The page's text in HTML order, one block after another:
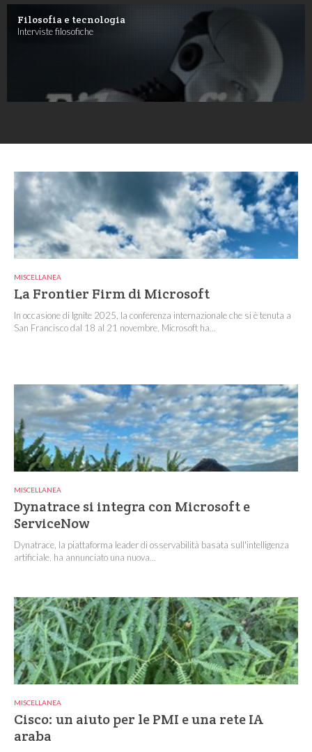
Filosofia e tecnologia
Interviste filosofiche
MISCELLANEA
La Frontier Firm di Microsoft
In occasione di Ignite 2025, la conferenza internazionale che si è tenuta a
San Francisco dal 18 al 21 novembre, Microsoft ha...
MISCELLANEA
Dynatrace si integra con Microsoft e
ServiceNow
Dynatrace, la piattaforma leader di osservabilità basata sull'intelligenza
artificiale, ha annunciato una nuova...
MISCELLANEA
Cisco: un aiuto per le PMI e una rete IA
araba